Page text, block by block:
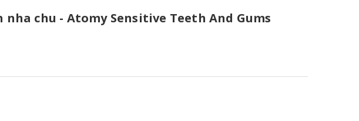
chu - Atomy Sensitive Teeth And Gums